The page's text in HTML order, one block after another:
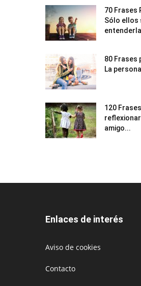
70 Frases
Sólo ellos
80 Frases
La
120
reflexionar
amigo...
Enlaces de interés
Aviso de cookies
Contacto